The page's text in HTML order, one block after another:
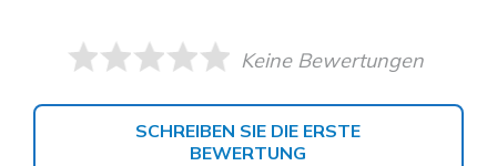
Keine Bewertungen
SCHREIBEN SIE DIE ERSTE
BEWERTUNG